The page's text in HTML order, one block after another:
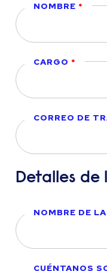
NOMBRE
CARGO
CORREO DE
Detalles de
NOMBRE DE
CUÉNTANOS